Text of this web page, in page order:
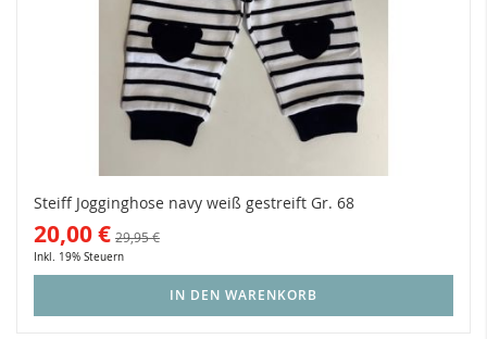
Steiff Jogginghose navy weiß gestreift Gr. 68
20,00 € 29,95 €
Inkl. 19% Steuern
IN DEN WARENKORB